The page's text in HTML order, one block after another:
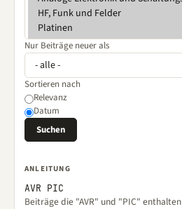
Nur Beiträge neuer als
Sortieren nach
Relevanz
Datum
ANLEITUNG
AVR PIC
Beiträge die "AVR" und "PIC" enthalten